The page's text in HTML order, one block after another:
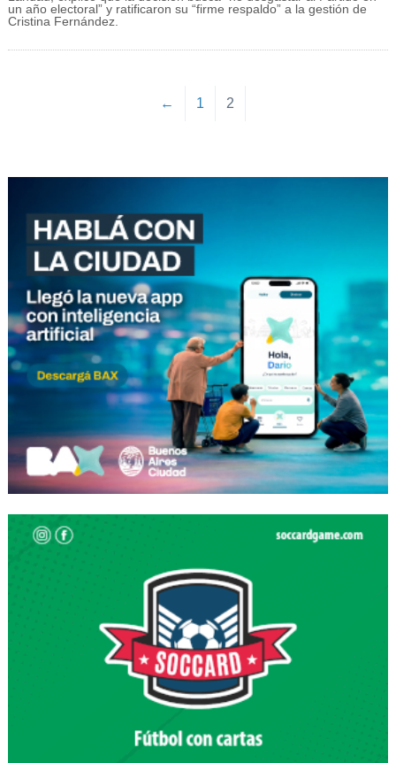
un año electoral” y ratificaron su “firme respaldo” a la gestión de
Cristina Fernández.
← 1 2